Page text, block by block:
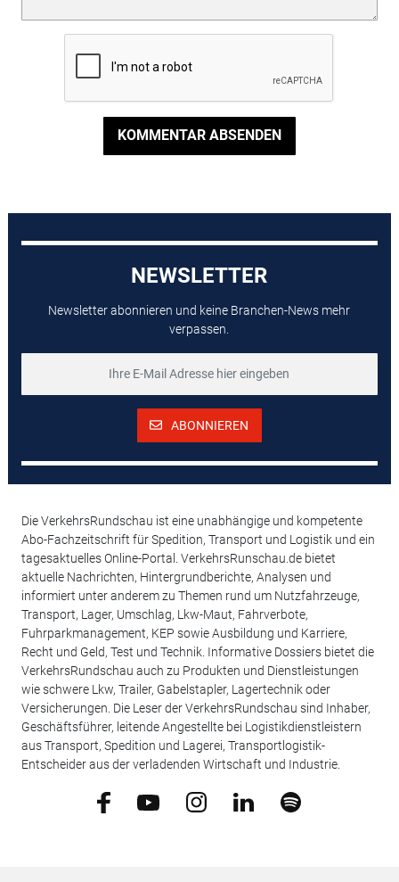
KOMMENTAR ABSENDEN
NEWSLETTER
Newsletter abonnieren und keine Branchen-News mehr
verpassen.
ABONNIEREN
Die VerkehrsRundschau ist eine unabhängige und kompetente
Abo-Fachzeitschrift für Spedition, Transport und Logistik und ein
tagesaktuelles Online-Portal. VerkehrsRunschau.de bietet
aktuelle Nachrichten, Hintergrundberichte, Analysen und
informiert unter anderem zu Themen rund um Nutzfahrzeuge,
Transport, Lager, Umschlag, Lkw-Maut, Fahrverbote,
Fuhrparkmanagement, KEP sowie Ausbildung und Karriere,
Recht und Geld, Test und Technik. Informative Dossiers bietet die
VerkehrsRundschau auch zu Produkten und Dienstleistungen
wie schwere Lkw, Trailer, Gabelstapler, Lagertechnik oder
Versicherungen. Die Leser der VerkehrsRundschau sind Inhaber,
Geschäftsführer, leitende Angestellte bei Logistikdienstleistern
aus Transport, Spedition und Lagerei, Transportlogistik-
Entscheider aus der verladenden Wirtschaft und Industrie.